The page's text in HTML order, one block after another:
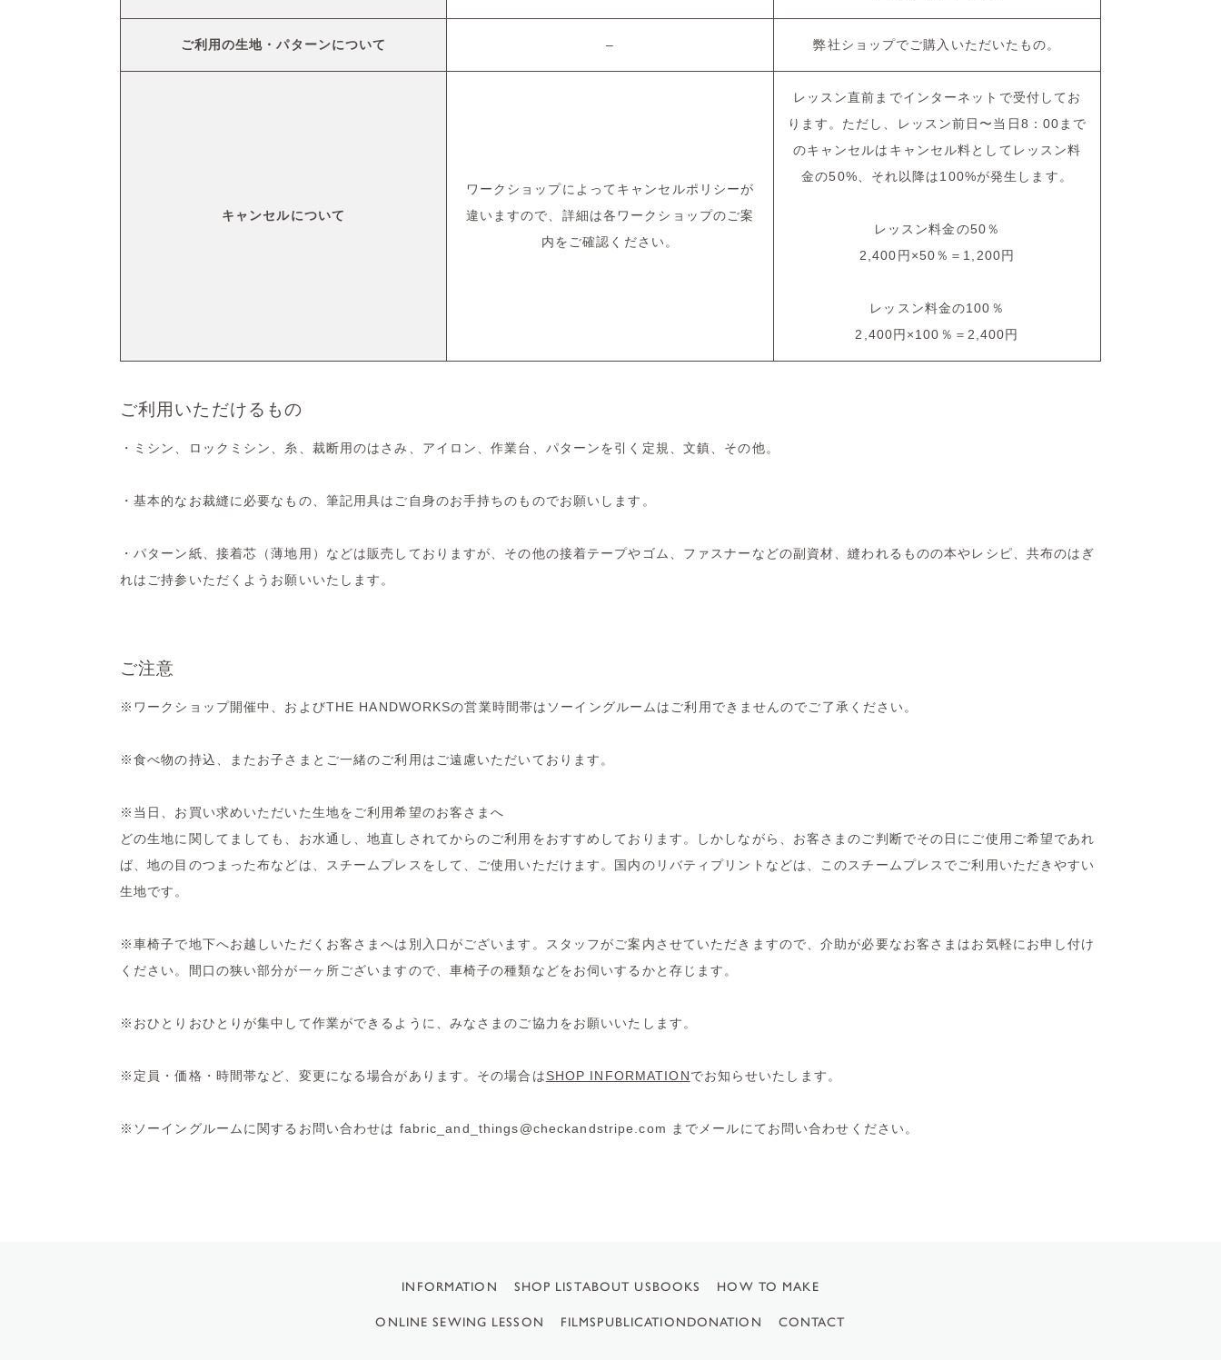
ご利用の生地・パターンについて – 弊社ショップでご購入いただいたもの。
キャンセルについて
ワークショップによってキャンセルポリシーが
違いますので、詳細は各ワークショップのご案
内をご確認ください。
レッスン直前までインターネットで受付してお
ります。ただし、レッスン前日〜当日8：00まで
のキャンセルはキャンセル料としてレッスン料
金の50%、それ以降は100%が発生します。
レッスン料金の50％
2,400円×50％＝1,200円
レッスン料金の100％
2,400円×100％＝2,400円
ご利用いただけるもの
・ミシン、ロックミシン、糸、裁断用のはさみ、アイロン、作業台、パターンを引く定規、文鎮、その他。
・基本的なお裁縫に必要なもの、筆記用具はご自身のお手持ちのものでお願いします。
・パターン紙、接着芯（薄地用）などは販売しておりますが、その他の接着テープやゴム、ファスナーなどの副資材、縫われるものの本やレシピ、共布のはぎ
れはご持参いただくようお願いいたします。
ご注意
※ワークショップ開催中、およびTHE HANDWORKSの営業時間帯はソーイングルームはご利用できませんのでご了承ください。
※食べ物の持込、またお子さまとご一緒のご利用はご遠慮いただいております。
※当日、お買い求めいただいた生地をご利用希望のお客さまへ
どの生地に関してましても、お水通し、地直しされてからのご利用をおすすめしております。しかしながら、お客さまのご判断でその日にご使用ご希望であれ
ば、地の目のつまった布などは、スチームプレスをして、ご使用いただけます。国内のリバティプリントなどは、このスチームプレスでご利用いただきやすい
生地です。
※車椅子で地下へお越しいただくお客さまへは別入口がございます。スタッフがご案内させていただきますので、介助が必要なお客さまはお気軽にお申し付け
ください。間口の狭い部分が一ヶ所ございますので、車椅子の種類などをお伺いするかと存じます。
※おひとりおひとりが集中して作業ができるように、みなさまのご協力をお願いいたします。
※定員・価格・時間帯など、変更になる場合があります。その場合はSHOP INFORMATIONでお知らせいたします。
※ソーイングルームに関するお問い合わせは fabric_and_things@checkandstripe.com までメールにてお問い合わせください。
INFORMATION SHOP LISTABOUT USBOOKS HOW TO MAKE
ONLINE SEWING LESSON FILMSPUBLICATIONDONATION CONTACT